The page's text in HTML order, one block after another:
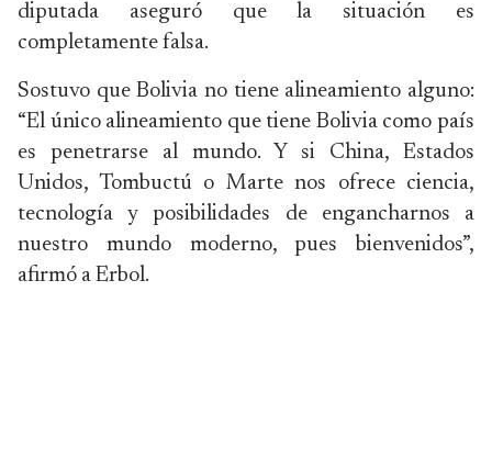
diputada aseguró que la situación es
completamente falsa.
Sostuvo que Bolivia no tiene alineamiento alguno:
“El único alineamiento que tiene Bolivia como país
es penetrarse al mundo. Y si China, Estados
Unidos, Tombuctú o Marte nos ofrece ciencia,
tecnología y posibilidades de engancharnos a
nuestro mundo moderno, pues bienvenidos”,
afirmó a Erbol.